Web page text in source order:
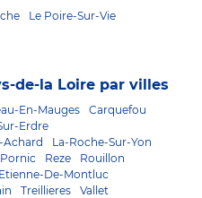
Le Poire-Sur-Vie
de-la Loire par villes
En-Mauges
Carquefou
Erdre
Achard
La-Roche-Sur-Yon
Pornic Reze
Rouillon
De-Montluc
Treillieres
Vallet